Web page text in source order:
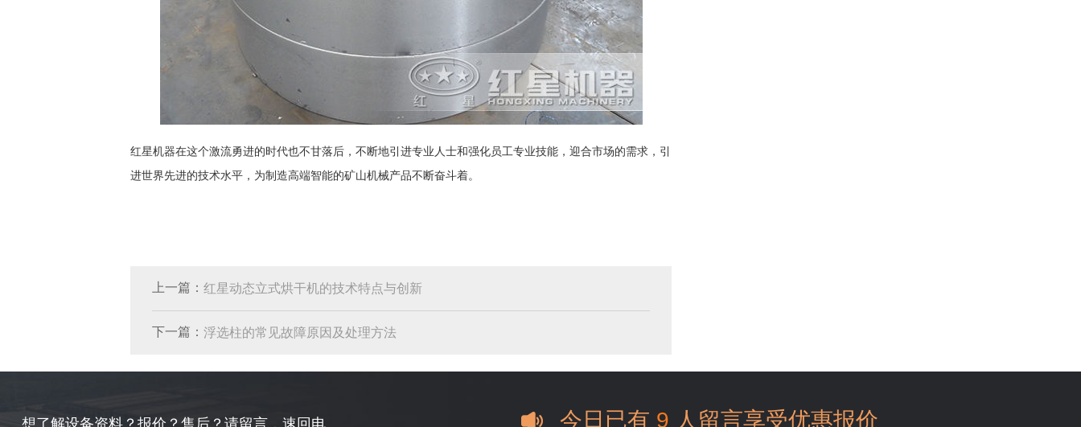
红星机器在这个激流勇进的时代也不甘落后，不断地引进专业人士和强化员工专业技能，迎合市场的需求，引
进世界先进的技术水平，为制造高端智能的矿山机械产品不断奋斗着。
上一篇： 红星动态立式烘干机的技术特点与创新
下一篇： 浮选柱的常见故障原因及处理方法
想了解设备资料？报价？售后？请留言，速回电 今日已有 9 人留言享受优惠报价